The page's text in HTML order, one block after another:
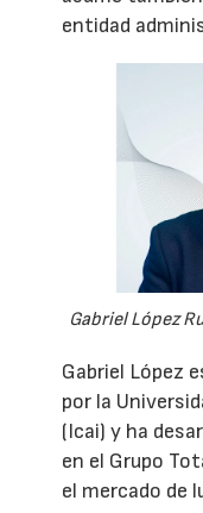
entidad
Gabriel López
Gabriel López
por la
(Icai) y ha
en el Grupo
el mercado de